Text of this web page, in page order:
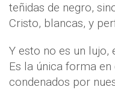
teñidas de negro,
Cristo, blancas, y
Y esto no es un lujo,
Es la única forma
condenados por